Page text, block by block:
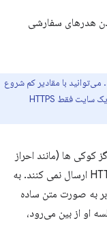
سفارشی
با مقادیر کم شروع
افزایش دهید زیرا کار کردن با یک سایت فقط HTTPS
ها (مانند احراز
هویت یا تنظیمات برگزیده سایت) را از طریق HTTP ارسال نمی کنند. به
صورت متن ساده
از بین می‌رود،